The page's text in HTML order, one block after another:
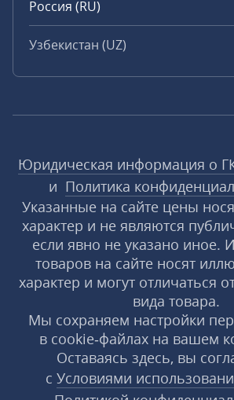
Россия (RU)
Узбекистан (UZ)
Юридическая информация о
и Политика
Указанные на сайте цены
характер и не являются
если явно не указано иное.
товаров на сайте носят
характер и могут отличаться
вида товара.
Мы сохраняем настройки
в cookie‑файлах на вашем
Оставаясь здесь, вы
с Условиями